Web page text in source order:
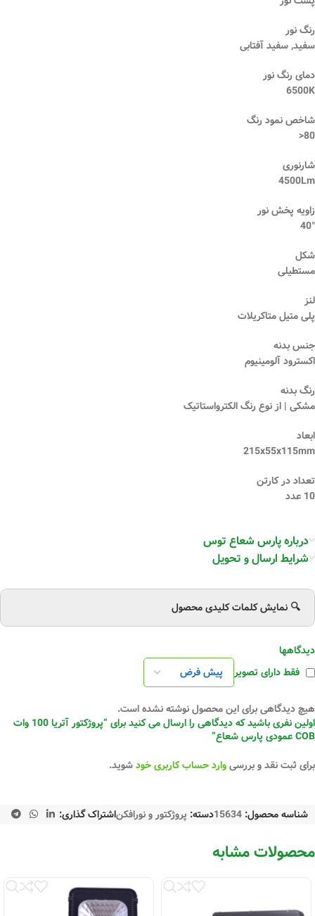
رنگ نور
سفید, سفید آفتابی
دمای رنگ نور
6500K
شاخص نمود رنگ
80<
شارنوری
4500Lm
زاویه پخش نور
40°
شکل
مستطیلی
لنز
پلی متیل متاکریلات
جنس بدنه
اکسترود آلومینیوم
رنگ بدنه
مشکی | از نوع رنگ الکترواستاتیک
ابعاد
215x55x115mm
تعداد در کارتن
10 عدد
درباره پارس شعاع توس
شرایط ارسال و تحویل
🔍 نمایش کلمات کلیدی محصول
دیدگاهها
فقط دارای تصویر
هیچ دیدگاهی برای این محصول نوشته نشده است.
اولین نفری باشید که دیدگاهی را ارسال می کنید برای “پروژکتور آتریا 100 وات
COB عمودی پارس شعاع”
برای ثبت نقد و بررسیوارد حساب کاربری خودشوید.
شناسه محصول: 15634دسته: پروژکتور و نورافکناشتراک گذاری:
محصولات مشابه